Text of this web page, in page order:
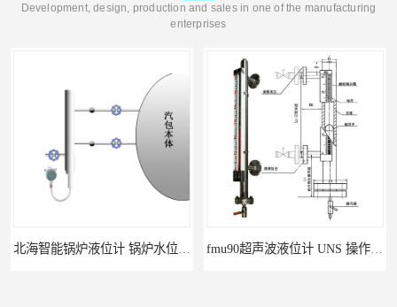
Development, design, production and sales in one of the manufacturing
enterprises